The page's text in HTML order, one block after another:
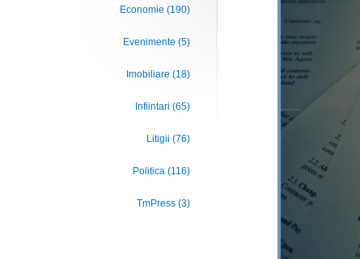
Economie (190)
Evenimente (5)
Imobiliare (18)
Infiintari (65)
Litigii (76)
Politica (116)
TmPress (3)